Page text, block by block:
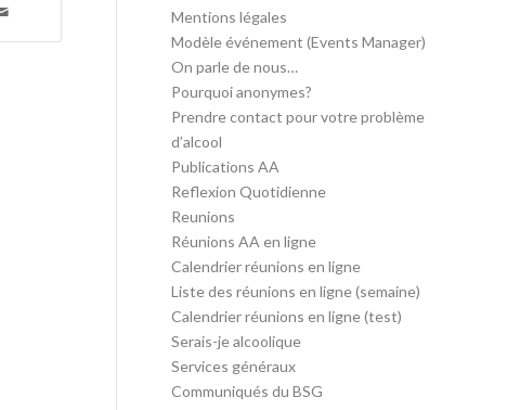
Mentions légales
Modèle événement (Events Manager)
On parle de nous…
Pourquoi anonymes?
Prendre contact pour votre problème
d’alcool
Publications AA
Reflexion Quotidienne
Reunions
Réunions AA en ligne
Calendrier réunions en ligne
Liste des réunions en ligne (semaine)
Calendrier réunions en ligne (test)
Serais-je alcoolique
Services généraux
Communiqués du BSG